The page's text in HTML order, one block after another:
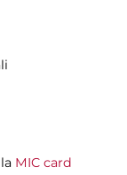
MIC card